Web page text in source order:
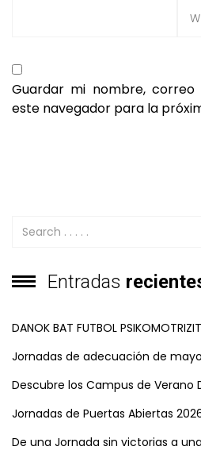
Guardar mi nombre,
este navegador para la
Entradas
DANOK BAT FUTBOL
Jornadas de adecuación de mayo
Descubre los Campus de Verano
Jornadas de Puertas Abiertas
De una Jornada sin victorias a